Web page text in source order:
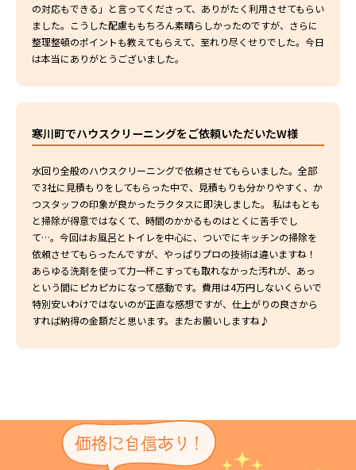
の対応もできる」と言ってくださって、ありがたく利用させてもらい
ました。こうした配慮ももちろん素晴らしかったのですが、さらに
整理整頓のポイントも教えてもらえて、至れり尽くせりでした。今日
は本当にありがとうございました。
寒川町でハウスクリーニングをご依頼いただいたW様
水回り全般のハウスクリーニングで依頼させてもらいました。全部
で3社に見積もりをしてもらった中で、見積もりも分かりやすく、か
つスタッフの印象が良かったラクタスに即決しました。 私はもとも
と掃除が得意ではなくて、時間のかかるものはとくに苦手でし
て…。今回はお風呂とトイレを中心に、ついでにキッチンの掃除を
依頼させてもらったんですが、やっぱりプロの技術は違いますね！
あらゆる洗剤を使って力一杯こすっても取れなかった汚れが、あっ
という間にピカピカになって感動です。費用は4万円しないくらいで
特別安いわけではないのが正直な感想ですが、仕上がりの良さから
すれば納得の金額だと思います。またお願いしますね♪